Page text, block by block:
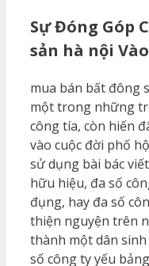
Sự Đóng Góp
sản hà nội
mua bán bất đông
một trong những
công tía, còn hiến
vào cuộc đời phố
sử dụng bài bác
hữu hiệu, đa số
đụng, hay đa số
thiện nguyện trên
thành một dân
số công ty yếu